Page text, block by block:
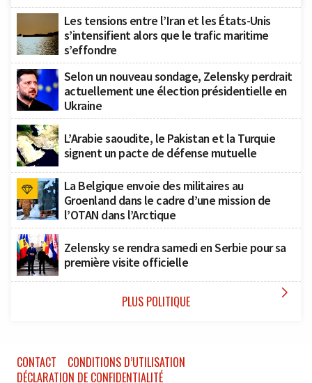
Les tensions entre l’Iran et les États-Unis
s’intensifient alors que le trafic maritime
s’effondre
Selon un nouveau sondage, Zelensky perdrait
actuellement une élection présidentielle en
Ukraine
L’Arabie saoudite, le Pakistan et la Turquie
signent un pacte de défense mutuelle
La Belgique envoie des militaires au
Groenland dans le cadre d’une mission de
l’OTAN dans l’Arctique
Zelensky se rendra samedi en Serbie pour sa
première visite officielle
PLUS POLITIQUE 
CONTACT
CONDITIONS D’UTILISATION
DÉCLARATION DE CONFIDENTIALITÉ